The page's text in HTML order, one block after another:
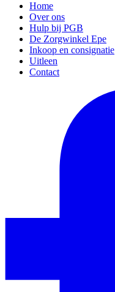
Home
Over ons
Hulp bij PGB
De Zorgwinkel Epe
Inkoop en consignatie
Uitleen
Contact